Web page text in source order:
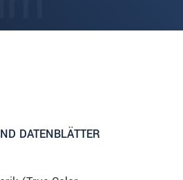
DATENBLÄTTER